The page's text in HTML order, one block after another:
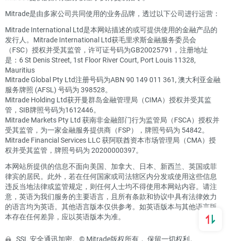
Mitrade是由多家公司共同使用的业务品牌，透过以下公司进行运营：
Mitrade International Ltd是本网站描述的或可提供使用的金融产品的
发行人。Mitrade International Ltd获毛里求斯金融服务委员会
（FSC）授权并受其监管，许可证号码为GB20025791，注册地址
是：6 St Denis Street, 1st Floor River Court, Port Louis 11328,
Mauritius
Mitrade Global Pty Ltd注册号码为ABN 90 149 011 361, 澳大利亚金融
服务牌照 (AFSL) 号码为 398528。
Mitrade Holding Ltd获开曼群岛金融管理局（CIMA）授权并受其监
管，SIB牌照号码为1612446。
Mitrade Markets Pty Ltd 获南非金融部门行为监管局（FSCA）授权并
受其监管，为一家金融服务提供商（FSP），牌照号码为 54842。
Mitrade Financial Services LLC 获阿联酋资本市场管理局（CMA）授
权并受其监管，牌照号码为 20200000397。
本网站所提供的信息不面向美国、加拿大、日本、新西兰、英国或菲
律宾的居民。此外，若在任何国家或司法辖区内分发或使用这些信息
违反当地法律或监管规定，则任何人士均不得使用本网站内容。请注
意，英语为我们服务的主要语言，且所有条款和协议中具有法律效力
的语言均为英语。其他语言版本仅供参考。如英语版本与其他语言版
本存在任何差异，应以英语版本为准。
SSL 安全通讯加密。© Mitrade版权所有， 保留一切权利。